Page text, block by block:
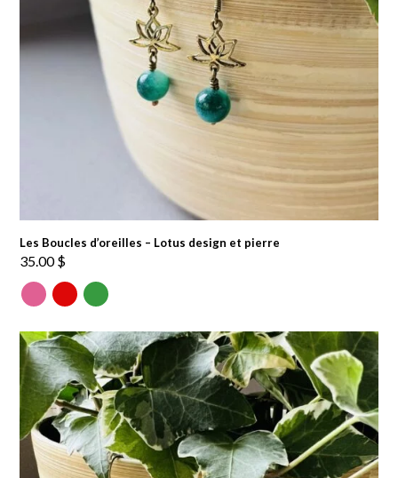
Les Boucles d’oreilles – Lotus design et pierre
35.00$